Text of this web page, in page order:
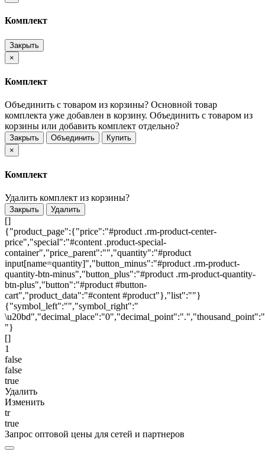
Комплект
Закрыть
×
Комплект
Объединить с товаром из корзины? Основной товар
комплекта уже добавлен в корзину. Объединить с товаром из
корзины или добавить комплект отдельно?
Закрыть Объединить
Купить
×
Комплект
Удалить комплект из корзины?
Закрыть Удалить
[]
{"product_page":{"price":"#product .rm-product-center-
price","special":"#content .product-special-
container","price_parent":"","quantity":"#product
input[name=quantity]","button_minus":"#product .rm-product-
quantity-btn-minus","button_plus":"#product .rm-product-quantity-
btn-plus","button":"#product #button-
cart","product_data":"#content #product"},"list":""}
{"symbol_left":"","symbol_right":"
\u20bd","decimal_place":"0","decimal_point":".","thousand_point":"
"}
[]
1
false
false
true
Удалить
Изменить
tr
true
Запрос оптовой цены для сетей и партнеров